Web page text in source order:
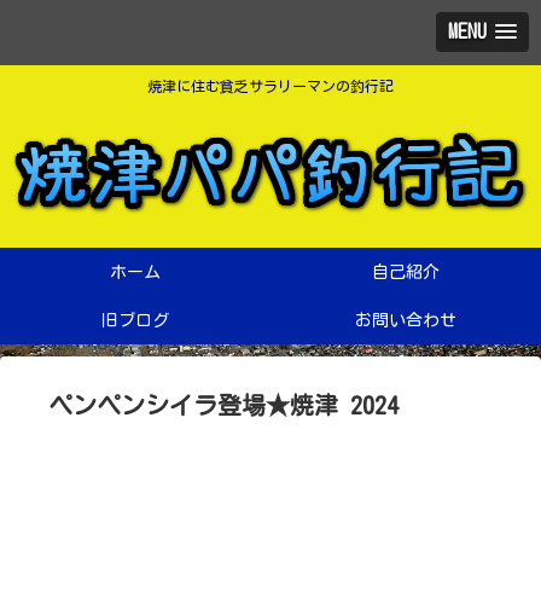
MENU
焼津に住む貧乏サラリーマンの釣行記
ホーム 自己紹介
旧ブログ お問い合わせ
ペンペンシイラ登場★焼津 2024